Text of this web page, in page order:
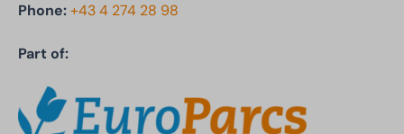
Phone:+43 4 274 28 98
Part of: